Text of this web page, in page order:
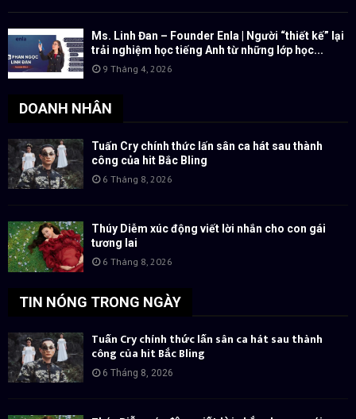
Ms. Linh Đan – Founder Enla | Người “thiết kế” lại
trải nghiệm học tiếng Anh từ những lớp học...
9 Tháng 4, 2026
DOANH NHÂN
Tuấn Cry chính thức lấn sân ca hát sau thành
công của hit Bắc Bling
6 Tháng 8, 2026
Thúy Diễm xúc động viết lời nhắn cho con gái
tương lai
6 Tháng 8, 2026
TIN NÓNG TRONG NGÀY
Tuấn Cry chính thức lấn sân ca hát sau thành
công của hit Bắc Bling
6 Tháng 8, 2026